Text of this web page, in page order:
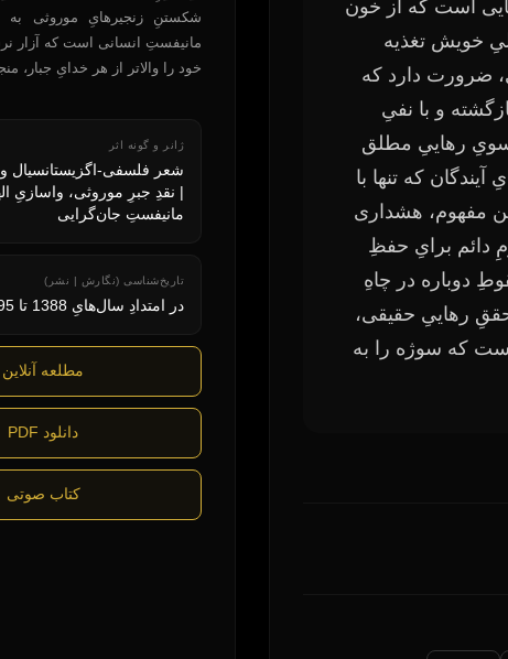
است که از خون
خویش تغذیه
ضرورت دارد که
و با نفیِ
سویِ رهاییِ مطلق
که تنها با
مفهوم، هشداری
دائم برایِ حفظِ
دوباره در چاهِ
رهاییِ حقیقی،
که سوژه را به
شکستنِ زنجیرهایِ موروثی به
مانیفستِ انسانی است که آزار
خود را والاتر از هر خدایِ جبار،
شعر فلسفی-اگزیستانسیال و
| نقدِ جبرِ موروثی، واسازیِ
مانیفستِ جان‌گرایی
در امتدادِ سال‌هایِ 1388 تا 1395 | 1399
مطلعه آنلاین
دانلود PDF
کتاب صوتی